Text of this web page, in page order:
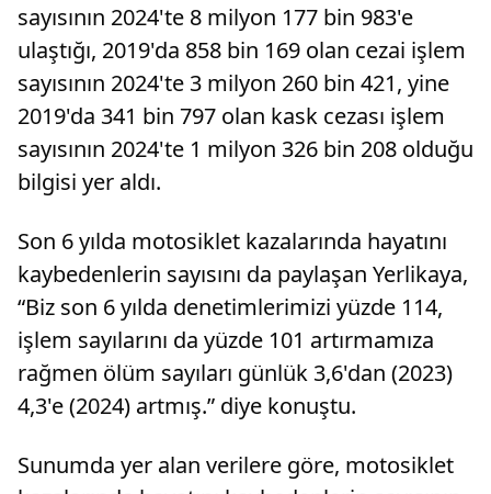
sayısının 2024'te 8 milyon 177 bin 983'e
ulaştığı, 2019'da 858 bin 169 olan cezai işlem
sayısının 2024'te 3 milyon 260 bin 421, yine
2019'da 341 bin 797 olan kask cezası işlem
sayısının 2024'te 1 milyon 326 bin 208 olduğu
bilgisi yer aldı.
Son 6 yılda motosiklet kazalarında hayatını
kaybedenlerin sayısını da paylaşan Yerlikaya,
“Biz son 6 yılda denetimlerimizi yüzde 114,
işlem sayılarını da yüzde 101 artırmamıza
rağmen ölüm sayıları günlük 3,6'dan (2023)
4,3'e (2024) artmış.” diye konuştu.
Sunumda yer alan verilere göre, motosiklet